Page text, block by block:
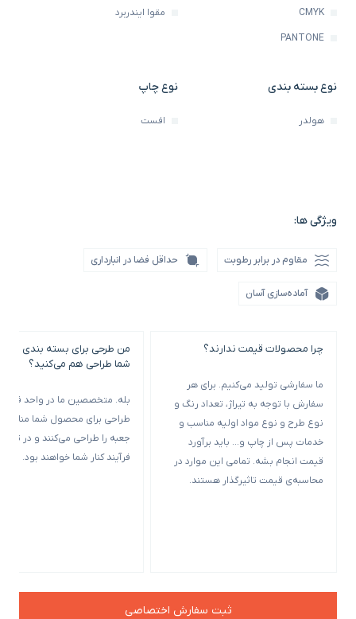
CMYK
PANTONE
مقوا ایندربرد
نوع بسته بندی
هولدر
نوع چاپ
افست
ویژگی ها:
مقاوم در برابر رطوبت حداقل فضا در انبارداری
آماده‌سازی آسان
چرا محصولات قیمت ندارند؟
ما سفارشی تولید می‌کنیم. برای هر
سفارش با توجه به تیراژ، تعداد رنگ و
نوع طرح و نوع مواد اولیه مناسب و
خدمات پس از چاپ و… باید برآورد
قیمت انجام بشه. تمامی این موارد در
محاسبه‌ی قیمت تاثیرگذار هستند.
من طرحی برای بسته بندی خود
شما طراحی هم می‌کنید؟
بله. متخصصین ما در واحد فنی
طراحی برای محصول شما
جعبه را طراحی می‌کنند و در
فرآیند کنار شما خواهند بود.
ثبت سفارش اختصاصی